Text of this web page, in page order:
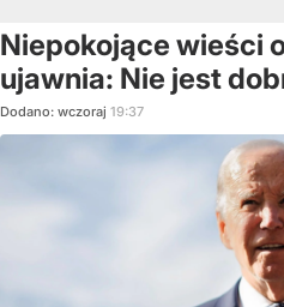
Niepokojące wieści
ujawnia: Nie jest
Dodano: wczoraj 19:37